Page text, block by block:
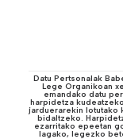
Datu Pertsonalak
Lege Organikoan
emandako datu
harpidetza
jarduerarekin lotutako
bidaltzeko.
ezarritako epeetan
lagako, legezko